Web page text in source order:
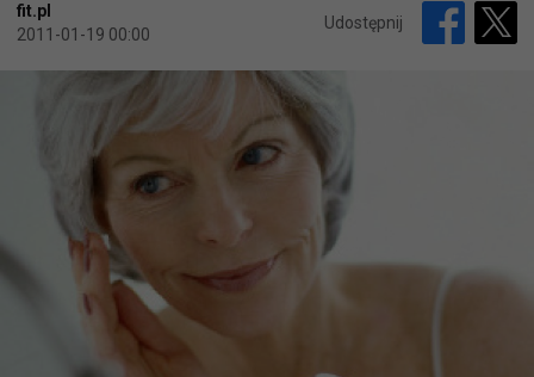
fit.pl
2011-01-19 00:00
Udostępnij